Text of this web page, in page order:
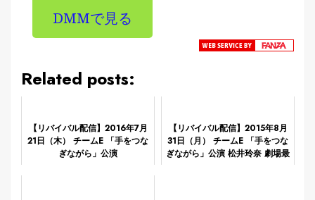
DMMで見る
Related posts:
【リバイバル配信】2016年7月
21日（木） チームE 「手をつな
ぎながら」公演
【リバイバル配信】2015年8月
31日（月） チームE 「手をつな
ぎながら」公演 松井玲奈 劇場最